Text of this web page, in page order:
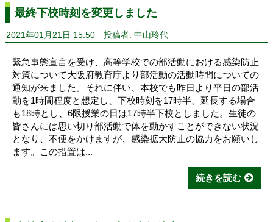
最終下校時刻を変更しました
2021年01月21日 15:50 投稿者: 中山玲代
緊急事態宣言を受け、高等学校での部活動における感染防止
対策について大阪府教育庁より部活動の活動時間についての
通知が来ました。それに伴い、本校でも昨日より平日の部活
動を1時間程度と想定し、下校時刻を17時半、延長する場合
も18時とし、6限授業の日は17時半下校としました。生徒の
皆さんには思い切り部活動で体を動かすことができない状況
となり、不便をかけますが、感染拡大防止の協力をお願いし
ます。この措置は...
続きを読む